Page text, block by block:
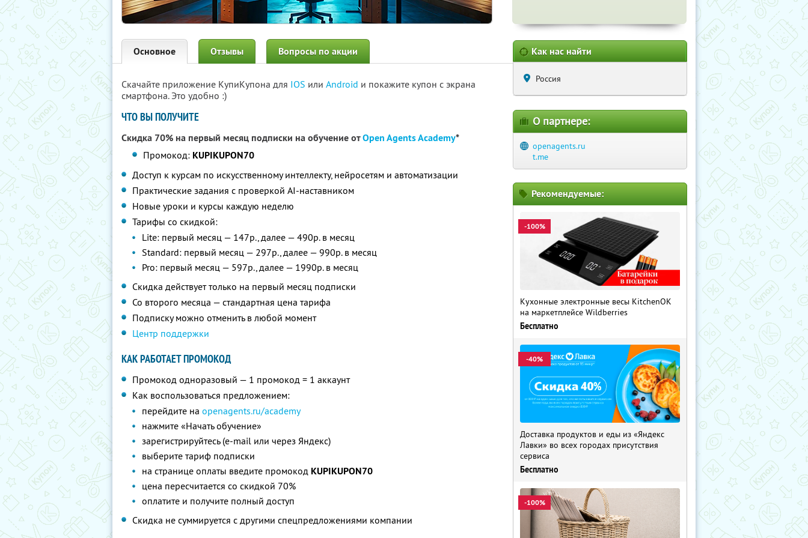
Основное Отзывы Вопросы по акции
Скачайте приложение КупиКупона для IOS или Android и покажите купон с экрана
смартфона. Это удобно :)
ЧТО ВЫ ПОЛУЧИТЕ
Скидка 70% на первый месяц подписки на обучение отOpen Agents Academy*
Промокод: KUPIKUPON70
Доступ к курсам по искусственному интеллекту, нейросетям и автоматизации
Практические задания с проверкой AI-наставником
Новые уроки и курсы каждую неделю
Тарифы со скидкой:
Lite: первый месяц — 147р., далее — 490р. в месяц
Standard: первый месяц — 297р., далее — 990р. в месяц
Pro: первый месяц — 597р., далее — 1990р. в месяц
Скидка действует только на первый месяц подписки
Со второго месяца — стандартная цена тарифа
Подписку можно отменить в любой момент
Центр поддержки
КАК РАБОТАЕТ ПРОМОКОД
Промокод одноразовый — 1 промокод = 1 аккаунт
Как воспользоваться предложением:
перейдите на openagents.ru/academy
нажмите «Начать обучение»
зарегистрируйтесь (e-mail или через Яндекс)
выберите тариф подписки
на странице оплаты введите промокод KUPIKUPON70
цена пересчитается со скидкой 70%
оплатите и получите полный доступ
Скидка не суммируется с другими спецпредложениями компании
Как нас найти
Россия
О партнере:
openagents.ru
t.me
Рекомендуемые:
-100%
Кухонные электронные весы KitchenOK
на маркетплейсе Wildberries
Бесплатно
-40%
Доставка продуктов и еды из «Яндекс
Лавки» во всех городах присутствия
сервиса
Бесплатно
-100%